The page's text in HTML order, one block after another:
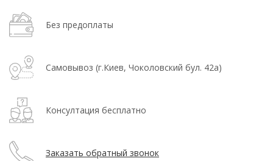
Без предоплаты
Самовывоз (г.Киев, Чоколовский бул. 42а)
Консултация бесплатно
Заказать обратный звонок